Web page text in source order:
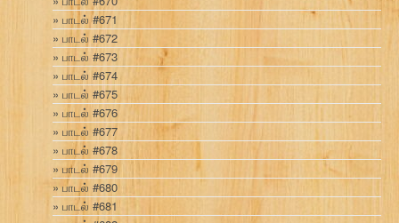
பாடல் #671
பாடல் #672
பாடல் #673
பாடல் #674
பாடல் #675
பாடல் #676
பாடல் #677
பாடல் #678
பாடல் #679
பாடல் #680
பாடல் #681